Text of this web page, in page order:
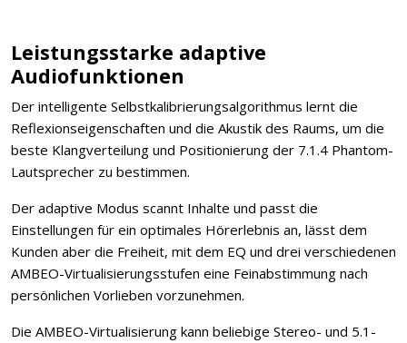
Leistungsstarke adaptive
Audiofunktionen
Der intelligente Selbstkalibrierungsalgorithmus lernt die
Reflexionseigenschaften und die Akustik des Raums, um die
beste Klangverteilung und Positionierung der 7.1.4 Phantom-
Lautsprecher zu bestimmen.
Der adaptive Modus scannt Inhalte und passt die
Einstellungen für ein optimales Hörerlebnis an, lässt dem
Kunden aber die Freiheit, mit dem EQ und drei verschiedenen
AMBEO-Virtualisierungsstufen eine Feinabstimmung nach
persönlichen Vorlieben vorzunehmen.
Die AMBEO-Virtualisierung kann beliebige Stereo- und 5.1-